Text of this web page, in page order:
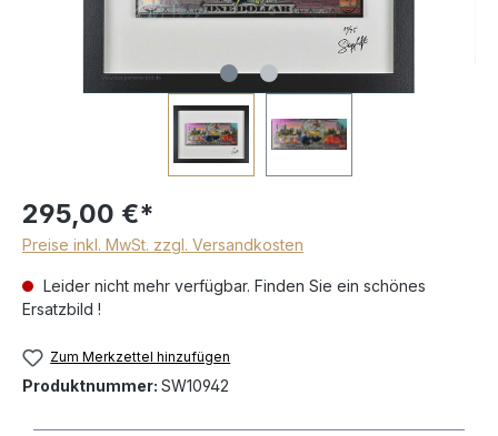
295,00 €*
Preise inkl. MwSt. zzgl. Versandkosten
Leider nicht mehr verfügbar. Finden Sie ein schönes
Ersatzbild !
Zum Merkzettel hinzufügen
Produktnummer: SW10942